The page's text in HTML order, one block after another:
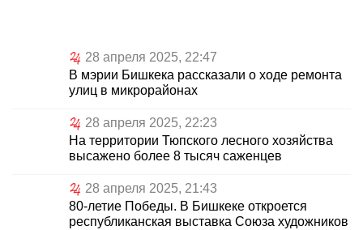
28 апреля 2025, 22:47
В мэрии Бишкека рассказали о ходе ремонта
улиц в микрорайонах
28 апреля 2025, 22:23
На территории Тюпского лесного хозяйства
высажено более 8 тысяч саженцев
28 апреля 2025, 21:43
80-летие Победы. В Бишкеке откроется
республиканская выставка Союза художников